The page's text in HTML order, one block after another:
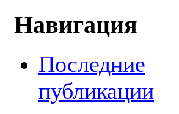
Навигация
Последние
публикации